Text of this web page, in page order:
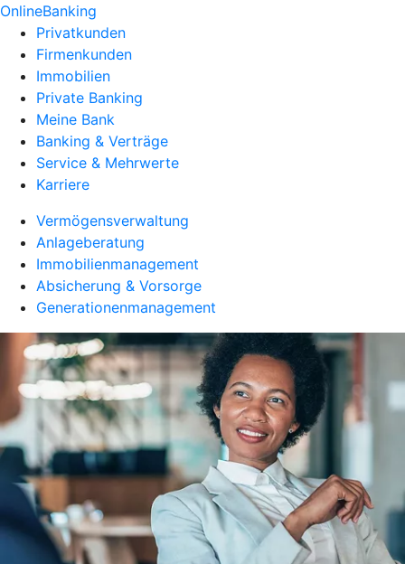
OnlineBanking
Privatkunden
Firmenkunden
Immobilien
Private Banking
Meine Bank
Banking & Verträge
Service & Mehrwerte
Karriere
Vermögensverwaltung
Anlageberatung
Immobilienmanagement
Absicherung & Vorsorge
Generationenmanagement